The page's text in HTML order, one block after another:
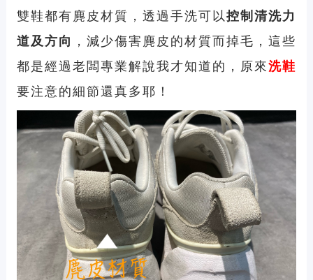
雙鞋都有麂皮材質，透過手洗可以控制清洗力
道及方向 ，減少傷害麂皮的材質而掉毛，這些
都是經過老闆專業解說我才知道的，原來洗鞋
要注意的細節還真多耶！